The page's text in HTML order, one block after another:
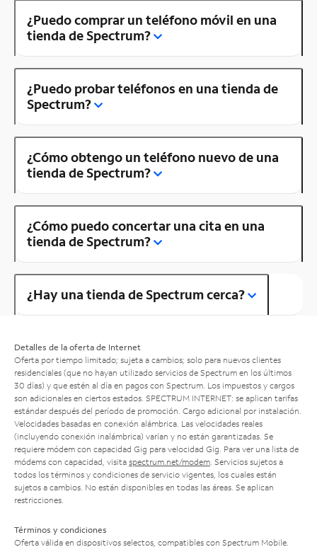
¿Puedo comprar un teléfono móvil en una
tienda de Spectrum?
¿Puedo probar teléfonos en una tienda de
Spectrum?
¿Cómo obtengo un teléfono nuevo de una
tienda de Spectrum?
¿Cómo puedo concertar una cita en una
tienda de Spectrum?
¿Hay una tienda de Spectrum cerca?
Detalles de la oferta de Internet
Oferta por tiempo limitado; sujeta a cambios; solo para nuevos clientes
residenciales (que no hayan utilizado servicios de Spectrum en los últimos
30 días) y que estén al día en pagos con Spectrum. Los impuestos y cargos
son adicionales en ciertos estados. SPECTRUM INTERNET: se aplican tarifas
estándar después del período de promoción. Cargo adicional por instalación.
Velocidades basadas en conexión alámbrica. Las velocidades reales
(incluyendo conexión inalámbrica) varían y no están garantizadas. Se
requiere módem con capacidad Gig para velocidad Gig. Para ver una lista de
módems con capacidad, visita spectrum.net/modem . Servicios sujetos a
todos los términos y condiciones de servicio vigentes, los cuales están
sujetos a cambios. No están disponibles en todas las áreas. Se aplican
restricciones.
Términos y condiciones
Oferta válida en dispositivos selectos, compatibles con Spectrum Mobile.